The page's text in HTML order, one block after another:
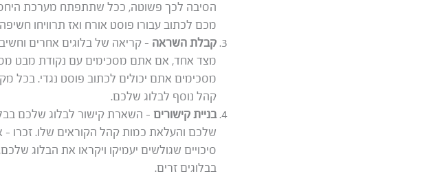
הסיבה לכך פשוטה, ככל שתתפתח מערכת
מכם לכתוב עבורו פוסט אורח ואז תרוויחו
קבלת השראה – קריאה של בלוגים אחרים
מצד אחד, אם אתם מסכימים עם נקודת מבט
מסכימים אתם יכולים לכתוב פוסט נגדי. בכל
קהל נוסף לבלוג שלכם.
בניית קישורים – השארת קישור לבלוג שלכם
שלכם והעלאת כמות קהל הקוראים שלו. זכרו
סיכויים שגולשים יעמיקו ויקראו את הבלוג
בבלוגים זרים.